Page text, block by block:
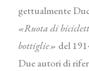
gettualmente
«Ruota di
bottiglie» del
Due autori di